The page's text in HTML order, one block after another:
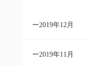
2019年12月
2019年11月